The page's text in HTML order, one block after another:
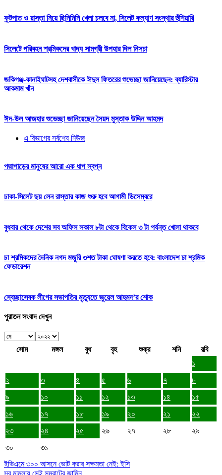
ফুটপাত ও রাস্তা নিয়ে ছিনিমিনি খেলা চলবে না, সিলেট কল্যাণ সংস্থার হুঁশিয়ারি
সিলেটে পরিবহন শ্রমিকদের খাদ্য সামগ্রী উপহার দিল নিসচা
জকিগঞ্জ-কানাইঘাটসহ দেশবাসীকে ঈদুল ফিতরের শুভেচ্ছা জানিয়েছেন: ব্যারিস্টার
আকমাম খাঁন
ঈদ-উল আজহার শুভেচ্ছা জানিয়েছেন সৈয়দ মুস্তাক উদ্দিন আহমদ
এ বিভাগের সর্বশেষ নিউজ
পদ্মাপাড়ের মানুষের আরো এক ধাপ স্বপ্ন
ঢাকা-সিলেট ছয় লেন রাস্তার কাজ শুরু হবে আগামী ডিসেম্বরে
বুধবার থেকে দেশের সব অফিস সকাল ৮টা থেকে বিকেল ৩ টা পর্যন্ত খোলা থাকবে
চা শ্রমিকদের দৈনিক নগদ মজুরি ৩শত টাকা ঘোষণা করতে হবে: বাংলাদেশ চা শ্রমিক
ফেডারেশন
স্বেচ্ছাসেবক লীগের সভাপতির মৃত্যুতে জুয়েল আহমদ’র শোক
পুরাতন সংবাদ দেখুন
সোম মঙ্গল বুধ বৃহ শুক্র শনি
রবি
১
২
৩ ৪ ৫ ৬ ৭
৮
৯
১০ ১১ ১২ ১৩ ১৪
১৫
১৬
১৭ ১৮ ১৯ ২০ ২১
২২
২৩
২৪ ২৫ ২৬ ২৭ ২৮
২৯
৩০
৩১
ইভিএমে ৩০০ আসনে ভোট করার সক্ষমতা নেই: ইসি